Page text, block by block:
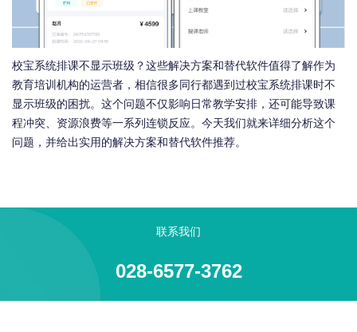
校宝系统排课不显示班级？这些解决方案和替代软件值得了解作为
教育培训机构的运营者，相信很多同行都遇到过校宝系统排课时不
显示班级的困扰。这个问题不仅影响日常教学安排，还可能导致课
程冲突、资源浪费等一系列连锁反应。今天我们就来详细分析这个
问题，并给出实用的解决方案和替代软件推荐。
联系我们
028-6577-3762